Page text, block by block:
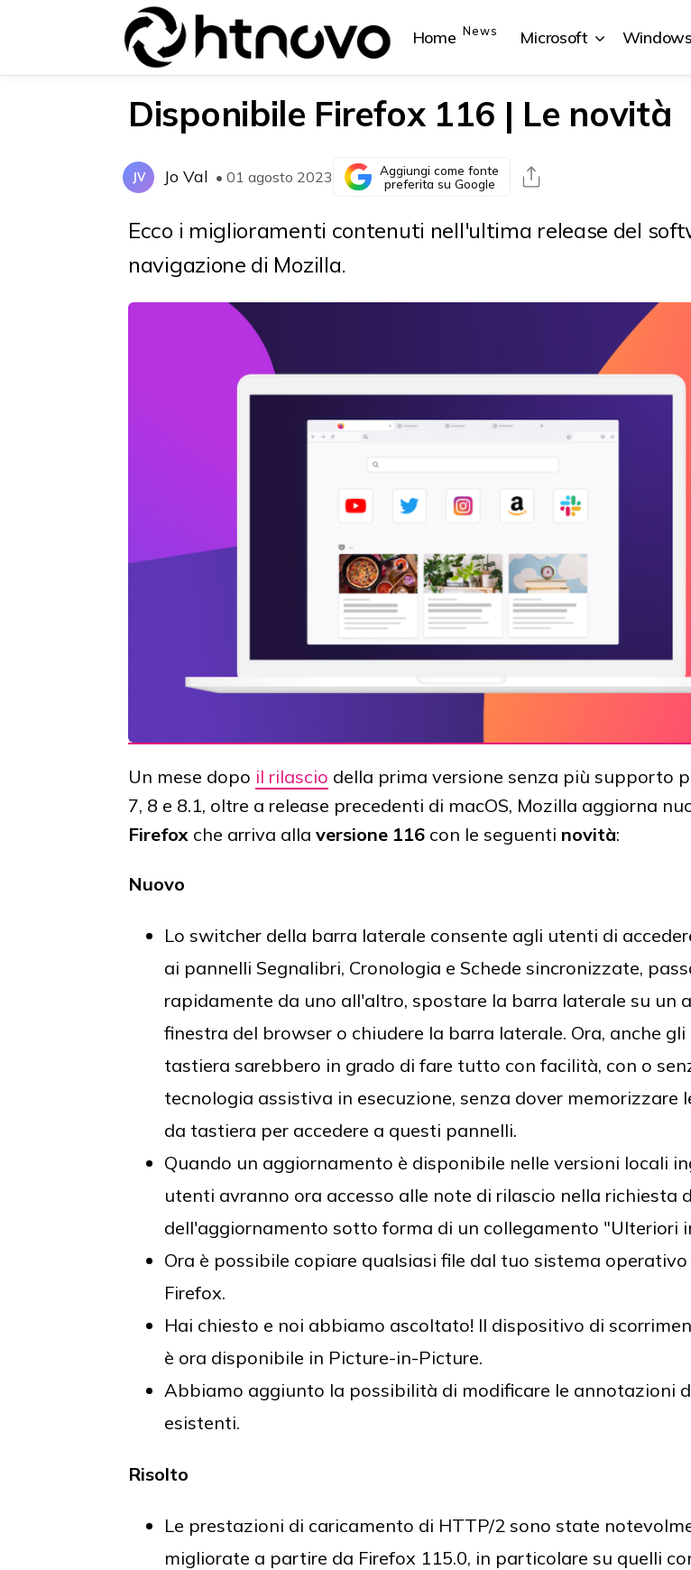
Home News Microsoft
{{POSTS[0].LABEL}} {{POSTS[1].LABEL}}
{{POSTS[0].LABEL}} {{POSTS[1].LABEL}}
Disponibile Firefox 116 | Le novità
JV Jo Val • 01 agosto 2023
Aggiungi come fonte
preferita su Google
Ecco i miglioramenti contenuti nell'ultima release del
navigazione di Mozilla.
Un mese dopo il rilascio della prima versione senza più supporto
7, 8 e 8.1, oltre a release precedenti di macOS, Mozilla aggiorna
Firefox che arriva alla versione 116 con le seguenti novità:
Nuovo
Lo switcher della barra laterale consente agli utenti di
ai pannelli Segnalibri, Cronologia e Schede sincronizzate,
rapidamente da uno all'altro, spostare la barra laterale su un
finestra del browser o chiudere la barra laterale. Ora, anche
tastiera sarebbero in grado di fare tutto con facilità, con o
tecnologia assistiva in esecuzione, senza dover memorizzare
da tastiera per accedere a questi pannelli.
Quando un aggiornamento è disponibile nelle versioni locali
utenti avranno ora accesso alle note di rilascio nella richiesta
dell'aggiornamento sotto forma di un collegamento "Ulteriori
Ora è possibile copiare qualsiasi file dal tuo sistema
Firefox.
Hai chiesto e noi abbiamo ascoltato! Il dispositivo di
è ora disponibile in Picture-in-Picture.
Abbiamo aggiunto la possibilità di modificare le annotazioni
esistenti.
Risolto
Le prestazioni di caricamento di HTTP/2 sono state
migliorate a partire da Firefox 115.0, in particolare su quelli